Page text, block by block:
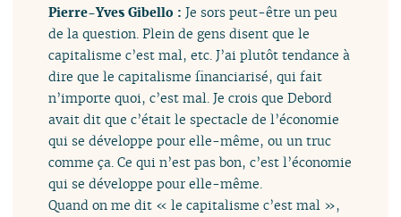
Pierre-Yves Gibello :Je sors peut-être un peu
de la question. Plein de gens disent que le
capitalisme c’est mal, etc. J’ai plutôt tendance à
dire que le capitalisme financiarisé, qui fait
n’importe quoi, c’est mal. Je crois que Debord
avait dit que c’était le spectacle de l’économie
qui se développe pour elle-même, ou un truc
comme ça. Ce qui n’est pas bon, c’est l’économie
qui se développe pour elle-même.
Quand on me dit « le capitalisme c’est mal »,